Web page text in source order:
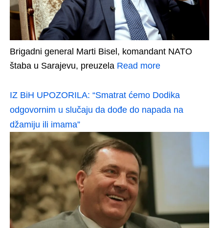
Brigadni general Marti Bisel, komandant NATO
štaba u Sarajevu, preuzela Read more
IZ BiH UPOZORILA: “Smatrat ćemo Dodika
odgovornim u slučaju da dođe do napada na
džamiju ili imama”